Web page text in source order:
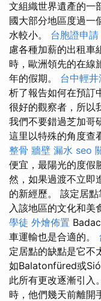
文組織世界遺產的一
國大部分地區度過一
水較小。 台胞證申請
慮各種加薪的出租車
時，歐洲領先的在線
年的假期。 台中輕
析了報告如何在預訂
很好的觀察者，所以
我們不要錯過芝加哥
這里以特殊的角度查
整骨 牆壁 漏水 seo
便宜，最陽光的度假
然，如果過渡不立即
的新經歷。 該定居
入該地區的文化和美
學徒 外燴佈置
車運輸也是合適的。
定居點的缺點是它不
如Balatonfüred或
此所有更改逐漸引入
時，他們幾天前離開